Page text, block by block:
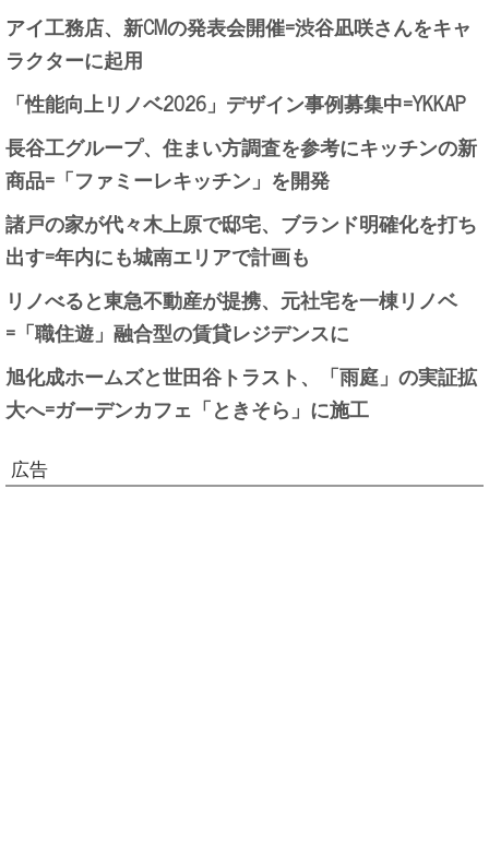
アイ工務店、新CMの発表会開催=渋谷凪咲さんをキャ
ラクターに起用
「性能向上リノベ2026」デザイン事例募集中=YKKAP
長谷工グループ、住まい方調査を参考にキッチンの新
商品=「ファミーレキッチン」を開発
諸戸の家が代々木上原で邸宅、ブランド明確化を打ち
出す=年内にも城南エリアで計画も
リノべると東急不動産が提携、元社宅を一棟リノベ
=「職住遊」融合型の賃貸レジデンスに
旭化成ホームズと世田谷トラスト、「雨庭」の実証拡
大へ=ガーデンカフェ「ときそら」に施工
広告